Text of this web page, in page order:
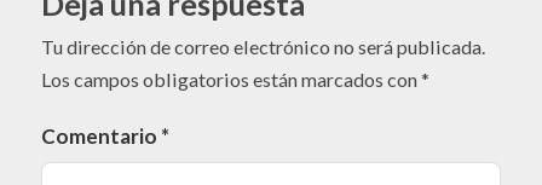
Tu dirección de correo electrónico no será publicada.
Los campos obligatorios están marcados con*
Comentario *